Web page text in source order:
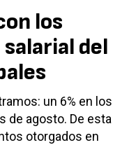
los
del
un 6% en los
de agosto. De esta
otorgados en